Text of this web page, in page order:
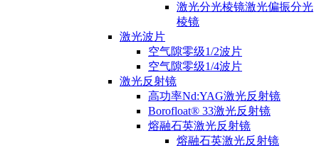
激光分光棱镜激光偏振分光
棱镜
激光波片
空气隙零级1/2波片
空气隙零级1/4波片
激光反射镜
高功率Nd:YAG激光反射镜
Borofloat® 33激光反射镜
熔融石英激光反射镜
熔融石英激光反射镜